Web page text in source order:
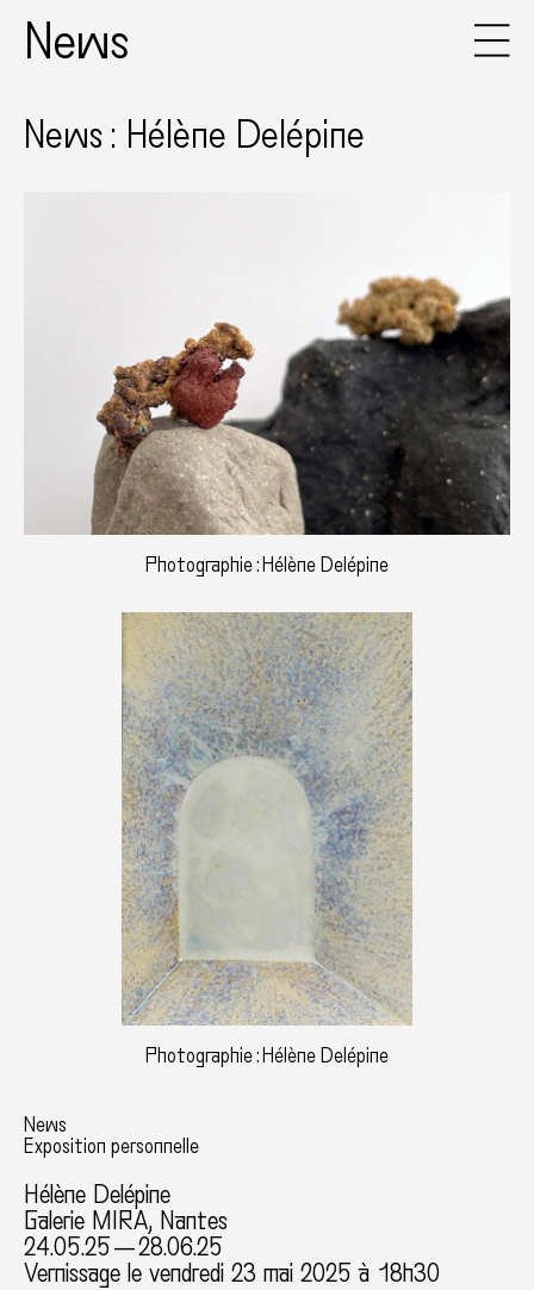
News
News : Hélène Delépine
Photographie : Hélène Delépine
Photographie : Hélène Delépine
News
Exposition personnelle
Hélène Delépine
Galerie MIRA, Nantes
24.05.25 — 28.06.25
Vernissage le vendredi 23 mai 2025 à 18h30